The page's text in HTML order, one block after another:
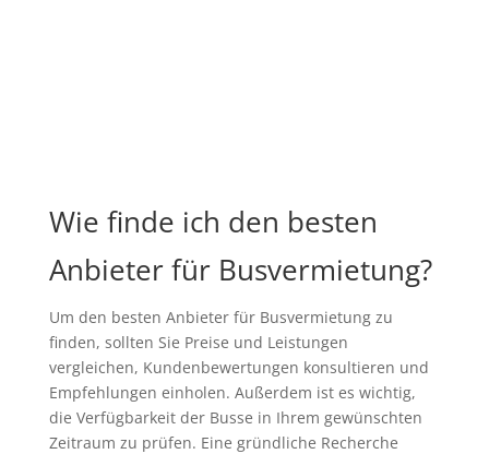
Wie finde ich den besten
Anbieter für Busvermietung?
Um den besten Anbieter für Busvermietung zu
finden, sollten Sie Preise und Leistungen
vergleichen, Kundenbewertungen konsultieren und
Empfehlungen einholen. Außerdem ist es wichtig,
die Verfügbarkeit der Busse in Ihrem gewünschten
Zeitraum zu prüfen. Eine gründliche Recherche